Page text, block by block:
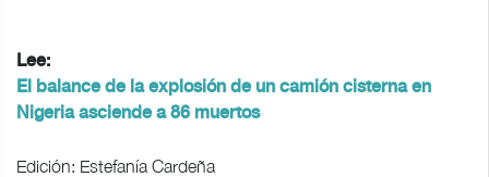
Lee:
El balance de la explosión de un camión cisterna en
Nigeria asciende a 86 muertos
Edición: Estefanía Cardeña